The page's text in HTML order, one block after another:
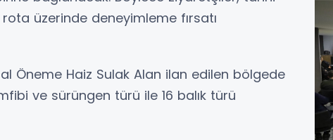
üzerinde deneyimleme fırsatı
Öneme Haiz Sulak Alan ilan edilen bölgede
ve sürüngen türü ile 16 balık türü